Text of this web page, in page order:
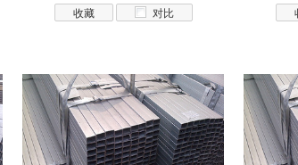
收藏 对比